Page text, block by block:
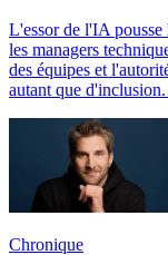
L'essor de l'IA pousse
les managers
des équipes et
autant que
Chronique